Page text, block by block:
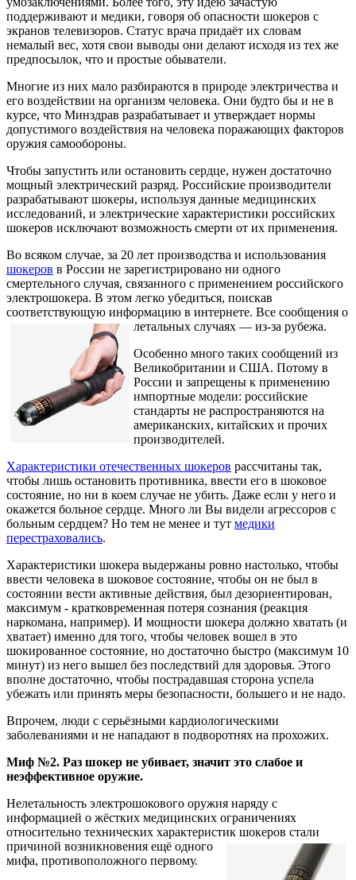
поддерживают и медики, говоря об опасности шокеров с
экранов телевизоров. Статус врача придаёт их словам
немалый вес, хотя свои выводы они делают исходя из тех же
предпосылок, что и простые обыватели.
Многие из них мало разбираются в природе электричества и
его воздействии на организм человека. Они будто бы и не в
курсе, что Минздрав разрабатывает и утверждает нормы
допустимого воздействия на человека поражающих факторов
оружия самообороны.
Чтобы запустить или остановить сердце, нужен достаточно
мощный электрический разряд. Российские производители
разрабатывают шокеры, используя данные медицинских
исследований, и электрические характеристики российских
шокеров исключают возможность смерти от их применения.
Во всяком случае, за 20 лет производства и использования
шокеров в России не зарегистрировано ни одного
смертельного случая, связанного с применением российского
электрошокера. В этом легко убедиться, поискав
соответствующую информацию в интернете. Все сообщения о
летальных случаях — из-за рубежа.
Особенно много таких сообщений из
Великобритании и США. Потому в
России и запрещены к применению
импортные модели: российские
стандарты не распространяются на
американских, китайских и прочих
производителей.
Характеристики отечественных шокеров рассчитаны так,
чтобы лишь остановить противника, ввести его в шоковое
состояние, но ни в коем случае не убить. Даже если у него и
окажется больное сердце. Много ли Вы видели агрессоров с
больным сердцем? Но тем не менее и тут медики
перестраховались.
Характеристики шокера выдержаны ровно настолько, чтобы
ввести человека в шоковое состояние, чтобы он не был в
состоянии вести активные действия, был дезориентирован,
максимум - кратковременная потеря сознания (реакция
наркомана, например). И мощности шокера должно хватать (и
хватает) именно для того, чтобы человек вошел в это
шокированное состояние, но достаточно быстро (максимум 10
минут) из него вышел без последствий для здоровья. Этого
вполне достаточно, чтобы пострадавшая сторона успела
убежать или принять меры безопасности, большего и не надо.
Впрочем, люди с серьёзными кардиологическими
заболеваниями и не нападают в подворотнях на прохожих.
Миф №2. Раз шокер не убивает, значит это слабое и
неэффективное оружие.
Нелетальность электрошокового оружия наряду с
информацией о жёстких медицинских ограничениях
относительно технических характеристик шокеров стали
причиной возникновения ещё одного
мифа, противоположного первому.